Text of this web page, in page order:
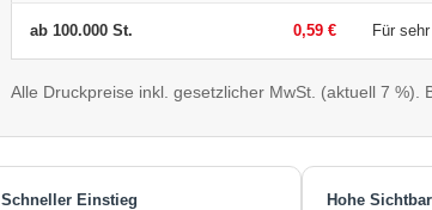
ab 100.000 St. 0,59 € Für
Alle Druckpreise inkl. gesetzlicher MwSt. (aktuell 7 %).
Schneller Einstieg
Hohe